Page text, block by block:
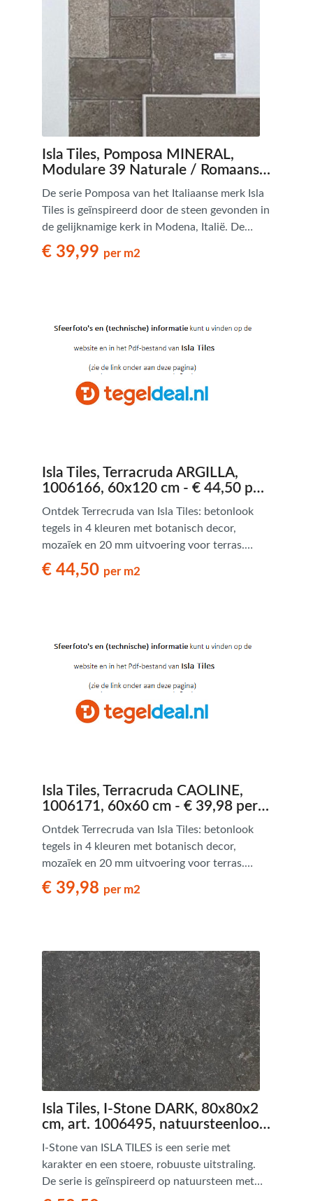
Isla Tiles, Pomposa MINERAL,
Modulare 39 Naturale / Romaans
Verband, natuursteenlook tegels -
€ 39,99 per m2
De serie Pomposa van het Italiaanse merk Isla
Tiles is geïnspireerd door de steen gevonden in
de gelijknamige kerk in Modena, Italië. De
Pomposa collectie combineert heden en
verleden met een sfeer die de kleuren en
terracotta-look serie is verkrijgbaar in diverse
tinten, formaten en uitvoeringen, waaronder
romaans verband en een 2 cm dik formaat
voor uw terras.
€ 39,99 per m2
Isla Tiles, Terracruda ARGILLA,
1006166, 60x120 cm - € 44,50 per
m2
Ontdek Terrecruda van Isla Tiles: betonlook
tegels in 4 kleuren met botanisch decor,
mozaïek en 20 mm uitvoering voor terras.
Modern en veelzijdig.
€ 44,50 per m2
Isla Tiles, Terracruda CAOLINE,
1006171, 60x60 cm - € 39,98 per
m2
Ontdek Terrecruda van Isla Tiles: betonlook
tegels in 4 kleuren met botanisch decor,
mozaïek en 20 mm uitvoering voor terras.
Modern en veelzijdig.
€ 39,98 per m2
Isla Tiles, I-Stone DARK, 80x80x2
cm, art. 1006495, natuursteenlook
terrastegels - € 59,50 per m2
I-Stone van ISLA TILES is een serie met
karakter en een stoere, robuuste uitstraling.
De serie is geïnspireerd op natuursteen met
zijn opvallende textuur en natuurlijke nuances